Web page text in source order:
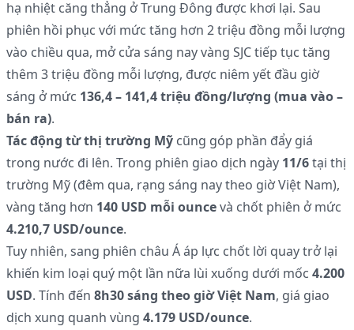
hạ nhiệt căng thẳng ở Trung Đông được khơi lại. Sau
phiên hồi phục với mức tăng hơn 2 triệu đồng mỗi lượng
vào chiều qua, mở cửa sáng nay vàng SJC tiếp tục tăng
thêm 3 triệu đồng mỗi lượng, được niêm yết đầu giờ
sáng ở mức 136,4 – 141,4 triệu đồng/lượng (mua vào –
bán ra).
Tác động từ thị trường Mỹ cũng góp phần đẩy giá
trong nước đi lên. Trong phiên giao dịch ngày 11/6tại thị
trường Mỹ (đêm qua, rạng sáng nay theo giờ Việt Nam),
vàng tăng hơn 140 USD mỗi ouncevà chốt phiên ở mức
4.210,7 USD/ounce.
Tuy nhiên, sang phiên châu Á áp lực chốt lời quay trở lại
khiến kim loại quý một lần nữa lùi xuống dưới mốc 4.200
USD. Tính đến 8h30 sáng theo giờ Việt Nam, giá giao
dịch xung quanh vùng 4.179 USD/ounce.